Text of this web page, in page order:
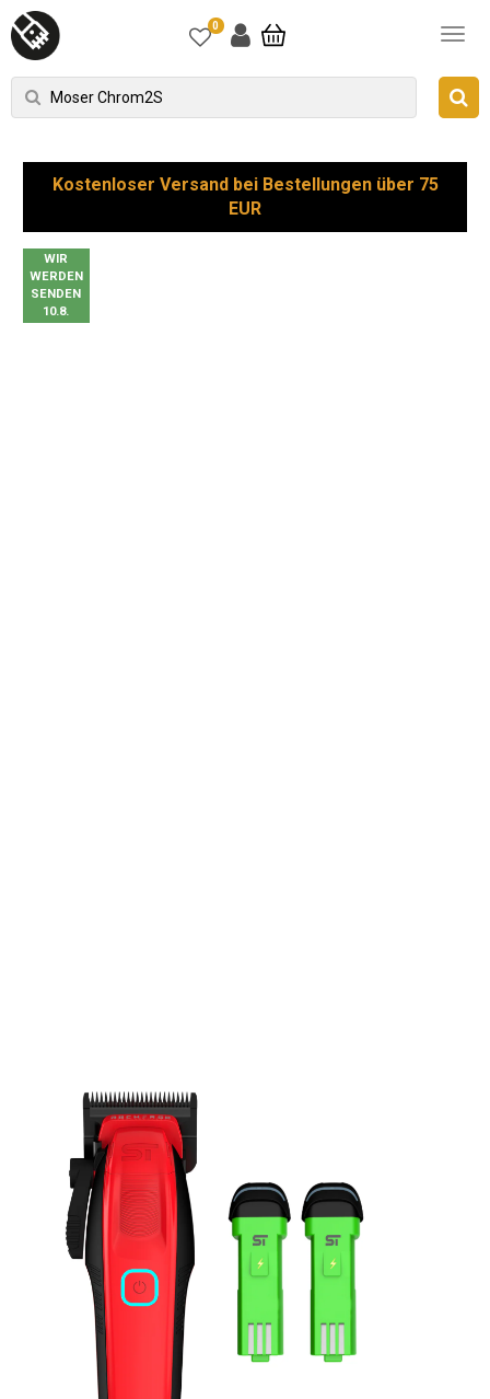
0
Kostenloser Versand bei Bestellungen über 75
EUR
WIR
WERDEN
SENDEN
10.8.